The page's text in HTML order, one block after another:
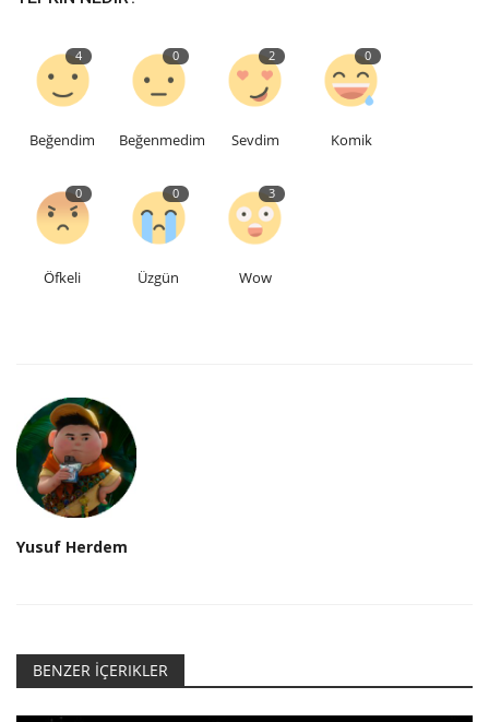
4
Beğendim
0
Beğenmedim
2
Sevdim
0
Komik
0
Öfkeli
0
Üzgün
3
Wow
Yusuf Herdem
BENZER İÇERIKLER